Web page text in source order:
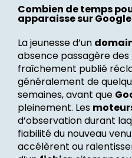
Combien de temps
apparaisse sur Google
La jeunesse d’un
absence passagère des
fraîchement publié
généralement de
semaines, avant que
pleinement. Les
d’observation durant
fiabilité du nouveau
accélèrent ou